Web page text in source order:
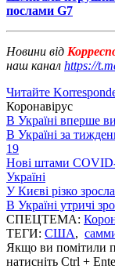
послами G7
Новини від
наш канал https://
Читайте
Коронавірус
В Україні вперше
В Україні за
19
Нові штами COVID-
Україні
У Києві різко
В Україні утричі
СПЕЦТЕМА:
ТЕГИ: США,
Якщо ви помітили
натисніть Ctrl +